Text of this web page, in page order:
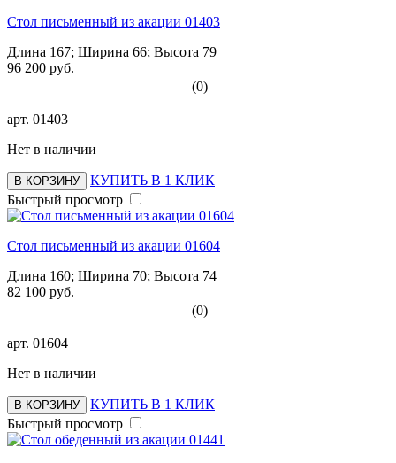
Стол письменный из акации 01403
Длина 167; Ширина 66; Высота 79
96 200 руб.
(0)
арт. 01403
Нет в наличии
В КОРЗИНУ
КУПИТЬ В 1 КЛИК
Быстрый просмотр
Стол письменный из акации 01604
Длина 160; Ширина 70; Высота 74
82 100 руб.
(0)
арт. 01604
Нет в наличии
В КОРЗИНУ
КУПИТЬ В 1 КЛИК
Быстрый просмотр